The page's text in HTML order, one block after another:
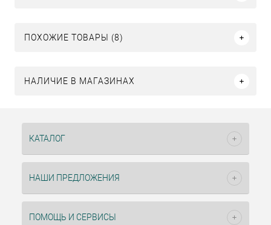
ПОХОЖИЕ ТОВАРЫ (8)
НАЛИЧИЕ В МАГАЗИНАХ
КАТАЛОГ
НАШИ ПРЕДЛОЖЕНИЯ
ПОМОЩЬ И СЕРВИСЫ